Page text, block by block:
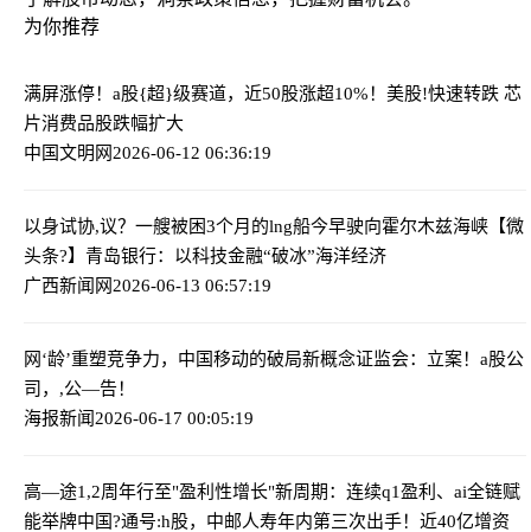
为你推荐
满屏涨停！a股{超}级赛道，近50股涨超10%！ 美股!快速转跌 芯
片消费品股跌幅扩大
中国文明网2026-06-12 06:36:19
以身试协,议？一艘被困3个月的lng船今早驶向霍尔木兹海峡 【微
头条?】青岛银行：以科技金融“破冰”海洋经济
广西新闻网2026-06-13 06:57:19
网‘龄’重塑竞争力，中国移动的破局新概念证监会：立案！a股公
司，,公—告！
海报新闻2026-06-17 00:05:19
高—途1,2周年行至"盈利性增长"新周期：连续q1盈利、ai全链赋
能举牌中国?通号:h股，中邮人寿年内第三次出手！近40亿增资